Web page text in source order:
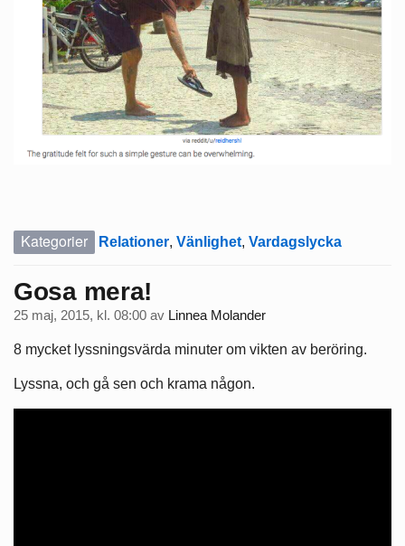
Kategorier Relationer, Vänlighet, Vardagslycka
Gosa mera!
25 maj, 2015, kl. 08:00 av Linnea Molander
8 mycket lyssningsvärda minuter om vikten av beröring.
Lyssna, och gå sen och krama någon.